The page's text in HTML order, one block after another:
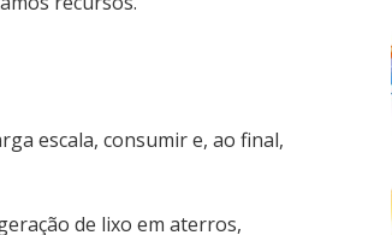
escala, consumir e, ao final,
de lixo em aterros,